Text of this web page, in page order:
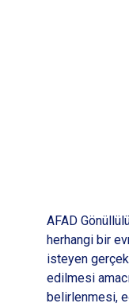
AFAD
herhangi bir
isteyen
edilmesi
belirlenmesi,